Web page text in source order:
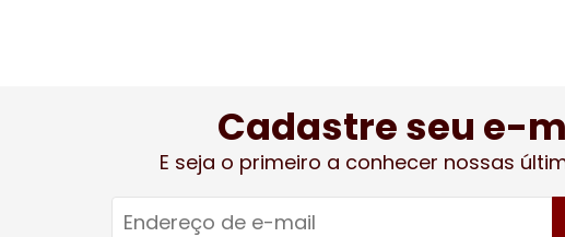
Cadastre seu e-
E seja o primeiro a conhecer nossas